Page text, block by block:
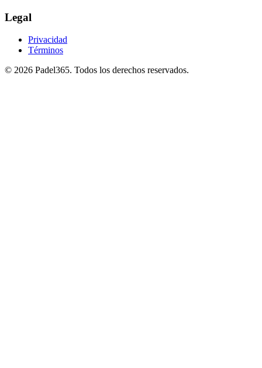
Legal
Privacidad
Términos
© 2026 Padel365. Todos los derechos reservados.